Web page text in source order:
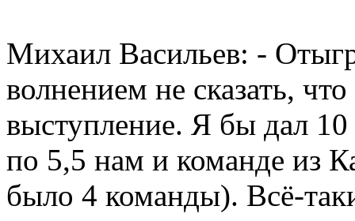
Михаил Васильев: -
волнением не сказать,
выступление. Я бы дал
по 5,5 нам и команде из
было 4 команды). Всё-